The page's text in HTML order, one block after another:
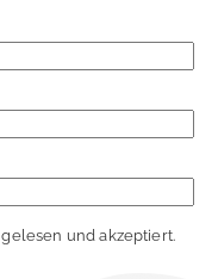
gelesen und akzeptiert.